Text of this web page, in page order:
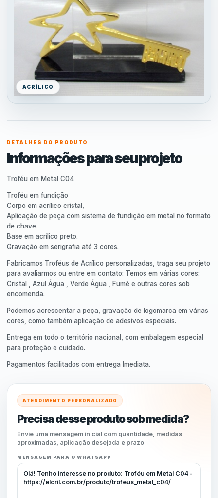
ACRÍLICO
DETALHES DO PRODUTO
Informações para seu projeto
Troféu em Metal C04
Troféu em fundição
Corpo em acrílico cristal,
Aplicação de peça com sistema de fundição em metal no formato
de chave.
Base em acrílico preto.
Gravação em serigrafia até 3 cores.
Fabricamos Troféus de Acrílico personalizadas, traga seu projeto
para avaliarmos ou entre em contato: Temos em várias cores:
Cristal , Azul Água , Verde Água , Fumê e outras cores sob
encomenda.
Podemos acrescentar a peça, gravação de logomarca em várias
cores, como também aplicação de adesivos especiais.
Entrega em todo o território nacional, com embalagem especial
para proteção e cuidado.
Pagamentos facilitados com entrega Imediata.
ATENDIMENTO PERSONALIZADO
Precisa desse produto sob medida?
Envie uma mensagem inicial com quantidade, medidas
aproximadas, aplicação desejada e prazo.
MENSAGEM PARA O WHATSAPP